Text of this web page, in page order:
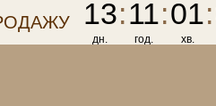
13:11:01:
дн. год. хв.